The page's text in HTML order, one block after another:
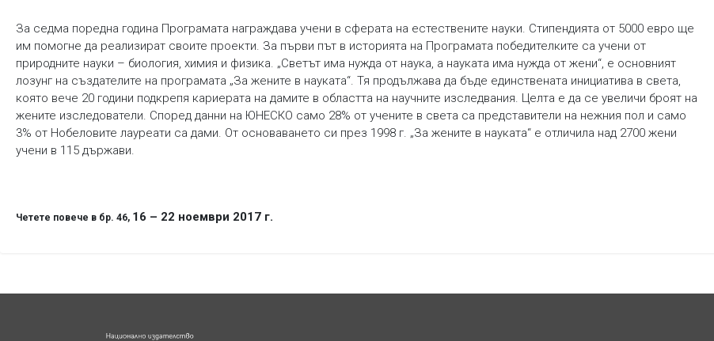
За седма поредна година Програмата награждава учени в сферата на естествените науки. Стипендията от 5000 евро ще
им помогне да реализират своите проекти. За първи път в историята на Програмата победителките са учени от
природните науки – биология, химия и физика. „Светът има нужда от наука, а науката има нужда от жени“, е основният
лозунг на създателите на програмата „За жените в науката“. Тя продължава да бъде единствената инициатива в света,
която вече 20 години подкрепя кариерата на дамите в областта на научните изследвания. Целта е да се увеличи броят на
жените изследователи. Според данни на ЮНЕСКО само 28% от учените в света са представители на нежния пол и само
3% от Нобеловите лауреати са дами. От основаването си през 1998 г. „За жените в науката“ е отличила над 2700 жени
учени в 115 държави.
Четете повече в бр. 46, 16 – 22 ноември 2017 г.